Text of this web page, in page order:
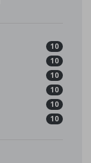
10
10
10
10
10
10